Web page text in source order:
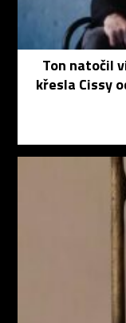
Ton natočil
křesla Cissy